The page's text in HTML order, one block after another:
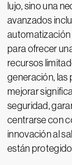
lujo, sino una
avanzados
automatización
para ofrecer
recursos
generación, las
mejorar
seguridad,
centrarse con
innovación al
están